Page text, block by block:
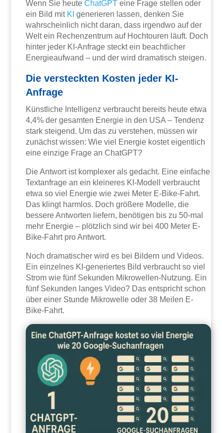
Wenn Sie heuteChatGPT eine Frage stellen oder
ein Bild mit KI generieren lassen, denken Sie
wahrscheinlich nicht daran, dass irgendwo auf der
Welt ein Rechenzentrum auf Hochtouren läuft. Doch
hinter jeder KI-Anfrage steckt ein beachtlicher
Energieaufwand – und der wird dramatisch steigen.
Die versteckten Kosten jeder KI-
Anfrage
Künstliche Intelligenz verbraucht bereits heute etwa
4,4% der gesamten Energie in den USA – Tendenz
stark steigend. Um das zu verstehen, müssen wir
zunächst wissen: Wie viel Energie kostet eigentlich
eine einzige Frage an ChatGPT?
Die Antwort ist komplexer als gedacht. Eine einfache
Textanfrage an ein kleineres KI-Modell verbraucht
etwa so viel Energie wie zwei Meter E-Bike-Fahrt.
Das klingt harmlos. Doch größere Modelle, die
bessere Antworten liefern, benötigen bis zu 50-mal
mehr Energie – plötzlich sind wir bei 400 Meter E-
Bike-Fahrt pro Antwort.
Noch dramatischer wird es bei Bildern und Videos.
Ein einzelnes KI-generiertes Bild verbraucht so viel
Strom wie fünf Sekunden Mikrowellen-Nutzung. Ein
fünf Sekunden langes Video? Das entspricht schon
über einer Stunde Mikrowelle oder 38 Meilen E-
Bike-Fahrt.